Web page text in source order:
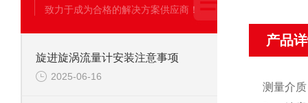
致力于成为合格的解决方案供应商！
旋进旋涡流量计安装注意事项
2025-06-16
产品
测量介